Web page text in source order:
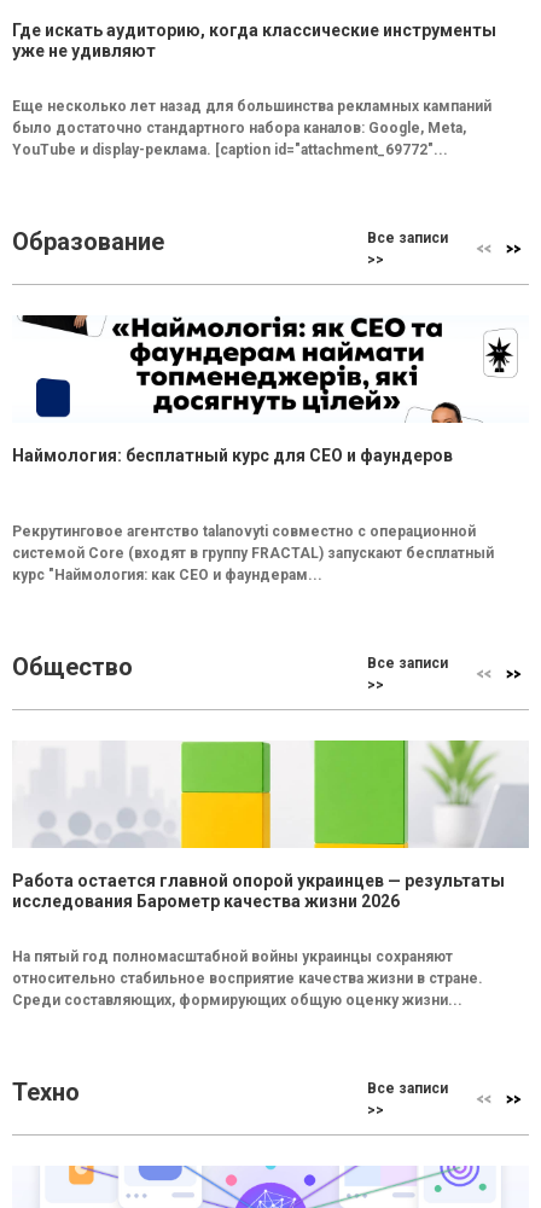
Где искать аудиторию, когда классические инструменты
уже не удивляют
Еще несколько лет назад для большинства рекламных кампаний
было достаточно стандартного набора каналов: Google, Meta,
YouTube и display-реклама. [caption id="attachment_69772"...
Образование
Все записи
>>
Наймология: бесплатный курс для CEO и фаундеров
Рекрутинговое агентство talanovyti совместно с операционной
системой Core (входят в группу FRACTAL) запускают бесплатный
курс "Наймология: как СEO и фаундерам...
Общество
Все записи
>>
Работа остается главной опорой украинцев — результаты
исследования Барометр качества жизни 2026
На пятый год полномасштабной войны украинцы сохраняют
относительно стабильное восприятие качества жизни в стране.
Среди составляющих, формирующих общую оценку жизни...
Техно
Все записи
>>